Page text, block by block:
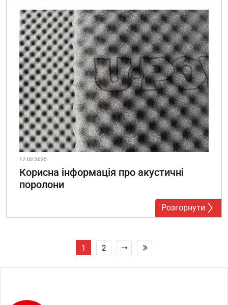
17.02.2025
Корисна інформація про акустичні
поролони
Розгорнути
1 2